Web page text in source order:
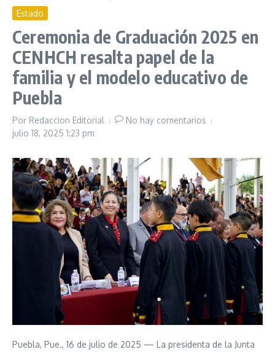
Estado
Ceremonia de Graduación 2025 en
CENHCH resalta papel de la
familia y el modelo educativo de
Puebla
Por Redaccion Editorial
No hay comentarios
julio 18, 2025 1:23 pm
Puebla, Pue., 16 de julio de 2025 — La presidenta de la Junta